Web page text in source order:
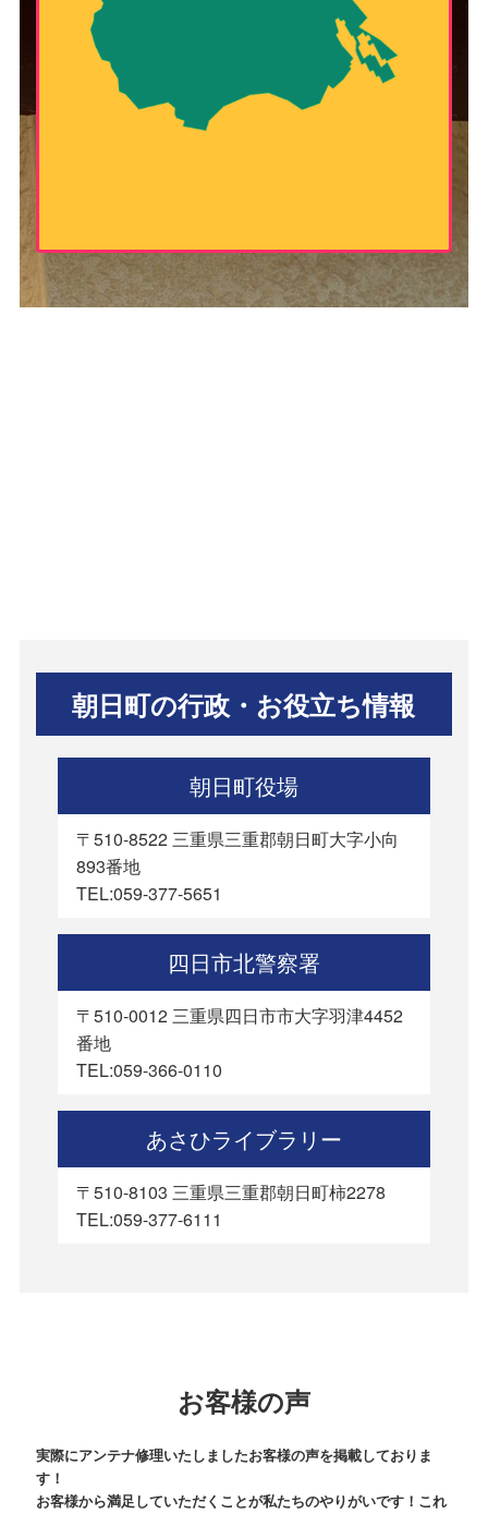
朝日町の行政・お役立ち情報
朝日町役場
〒510-8522 三重県三重郡朝日町大字小向
893番地
TEL:059-377-5651
四日市北警察署
〒510-0012 三重県四日市市大字羽津4452
番地
TEL:059-366-0110
あさひライブラリー
〒510-8103 三重県三重郡朝日町柿2278
TEL:059-377-6111
お客様の声
実際にアンテナ修理いたしましたお客様の声を掲載しておりま
す！
お客様から満足していただくことが私たちのやりがいです！これ